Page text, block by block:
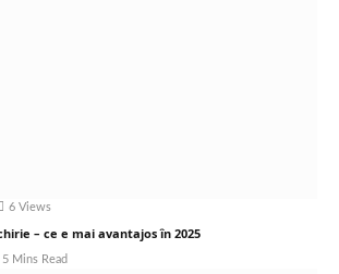
6 Views
– ce e mai avantajos în 2025
5 Mins Read